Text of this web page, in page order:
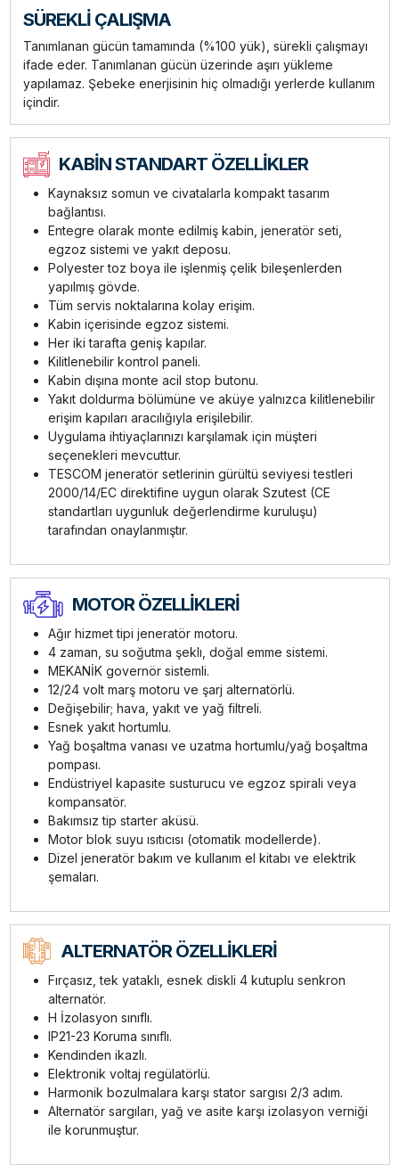
SÜREKLİ ÇALIŞMA
Tanımlanan gücün tamamında (%100 yük), sürekli çalışmayı
ifade eder. Tanımlanan gücün üzerinde aşırı yükleme
yapılamaz. Şebeke enerjisinin hiç olmadığı yerlerde kullanım
içindir.
KABİN STANDART ÖZELLİKLER
Kaynaksız somun ve civatalarla kompakt tasarım
bağlantısı.
Entegre olarak monte edilmiş kabin, jeneratör seti,
egzoz sistemi ve yakıt deposu.
Polyester toz boya ile işlenmiş çelik bileşenlerden
yapılmış gövde.
Tüm servis noktalarına kolay erişim.
Kabin içerisinde egzoz sistemi.
Her iki tarafta geniş kapılar.
Kilitlenebilir kontrol paneli.
Kabin dışına monte acil stop butonu.
Yakıt doldurma bölümüne ve aküye yalnızca kilitlenebilir
erişim kapıları aracılığıyla erişilebilir.
Uygulama ihtiyaçlarınızı karşılamak için müşteri
seçenekleri mevcuttur.
TESCOM jeneratör setlerinin gürültü seviyesi testleri
2000/14/EC direktifine uygun olarak Szutest (CE
standartları uygunluk değerlendirme kuruluşu)
tarafından onaylanmıştır.
MOTOR ÖZELLİKLERİ
Ağır hizmet tipi jeneratör motoru.
4 zaman, su soğutma şeklı, doğal emme sistemi.
MEKANİK governör sistemli.
12/24 volt marş motoru ve şarj alternatörlü.
Değişebilir; hava, yakıt ve yağ filtreli.
Esnek yakıt hortumlu.
Yağ boşaltma vanası ve uzatma hortumlu/yağ boşaltma
pompası.
Endüstriyel kapasite susturucu ve egzoz spirali veya
kompansatör.
Bakımsız tip starter aküsü.
Motor blok suyu ısıtıcısı (otomatik modellerde).
Dizel jeneratör bakım ve kullanım el kitabı ve elektrik
şemaları.
ALTERNATÖR ÖZELLİKLERİ
Fırçasız, tek yataklı, esnek diskli 4 kutuplu senkron
alternatör.
H İzolasyon sınıflı.
IP21-23 Koruma sınıflı.
Kendinden ikazlı.
Elektronik voltaj regülatörlü.
Harmonik bozulmalara karşı stator sargısı 2/3 adım.
Alternatör sargıları, yağ ve asite karşı izolasyon verniği
ile korunmuştur.